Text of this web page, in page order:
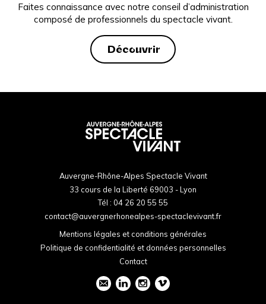
Faites connaissance avec notre conseil d’administration
composé de professionnels du spectacle vivant.
Découvrir
Auvergne-Rhône-Alpes Spectacle Vivant
33 cours de la Liberté 69003 - Lyon
Tél : 04 26 20 55 55
contact@auvergnerhonealpes-spectaclevivant.fr
Mentions légales et conditions générales
Politique de confidentialité et données personnelles
Contact